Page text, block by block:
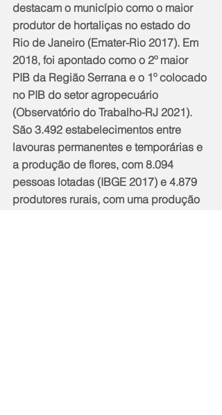
destacam o município como o maior
produtor de hortaliças no estado do
Rio de Janeiro (Emater-Rio 2017). Em
2018, foi apontado como o 2º maior
PIB da Região Serrana e o 1º colocado
no PIB do setor agropecuário
(Observatório do Trabalho-RJ 2021).
São 3.492 estabelecimentos entre
lavouras permanentes e temporárias e
a produção de flores, com 8.094
pessoas lotadas (IBGE 2017) e 4.879
produtores rurais, com uma produção